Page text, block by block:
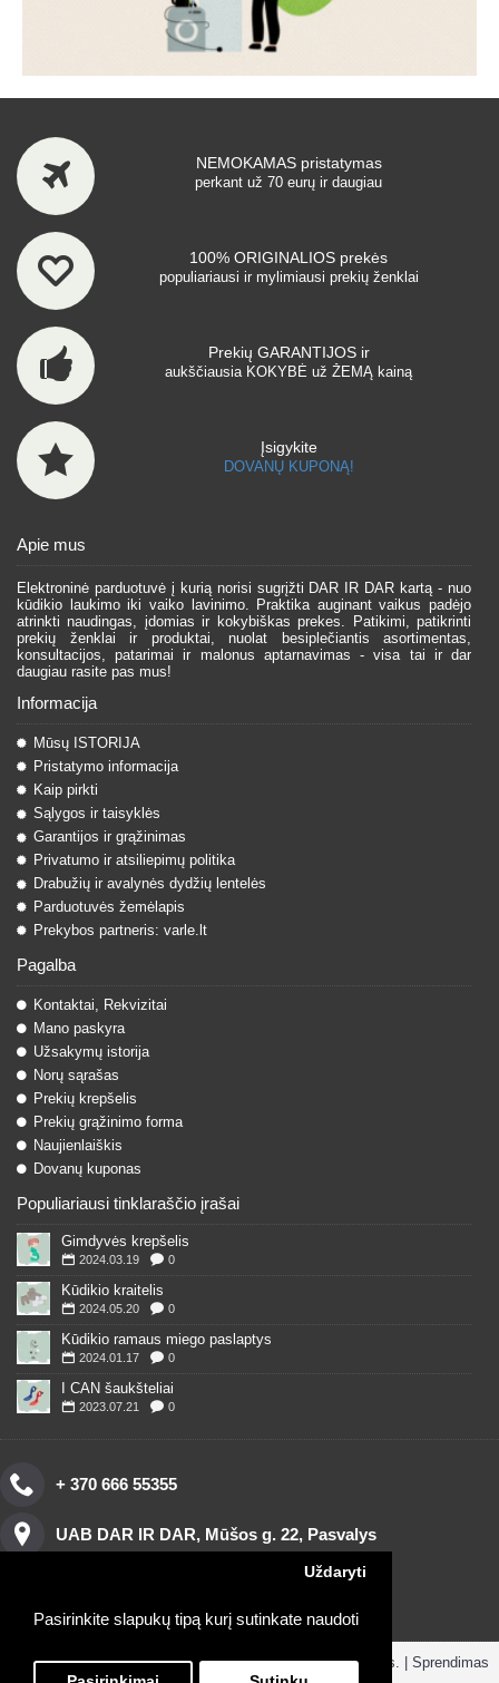
Pasirinkite slapukų tipą kurį sutinkate naudoti
Uždaryti
NEMOKAMAS pristatymas
perkant už 70 eurų ir daugiau
100% ORIGINALIOS prekės
populiariausi ir mylimiausi prekių ženklai
Prekių GARANTIJOS ir
aukščiausia KOKYBĖ už ŽEMĄ kainą
Įsigykite
DOVANŲ KUPONĄ!
Apie mus
Elektroninė parduotuvė į kurią norisi sugrįžti DAR IR DAR kartą - nuo
kūdikio laukimo iki vaiko lavinimo. Praktika auginant vaikus padėjo
atrinkti naudingas, įdomias ir kokybiškas prekes. Patikimi, patikrinti
prekių ženklai ir produktai, nuolat besiplečiantis asortimentas,
konsultacijos, patarimai ir malonus aptarnavimas - visa tai ir dar
daugiau rasite pas mus!
Informacija
Mūsų ISTORIJA
Pristatymo informacija
Kaip pirkti
Sąlygos ir taisyklės
Garantijos ir grąžinimas
Privatumo ir atsiliepimų politika
Drabužių ir avalynės dydžių lentelės
Parduotuvės žemėlapis
Prekybos partneris: varle.lt
Pagalba
Kontaktai, Rekvizitai
Mano paskyra
Užsakymų istorija
Norų sąrašas
Prekių krepšelis
Prekių grąžinimo forma
Naujienlaiškis
Dovanų kuponas
Populiariausi tinklaraščio įrašai
Gimdyvės krepšelis
2024.03.19 0
Kūdikio kraitelis
2024.05.20 0
Kūdikio ramaus miego paslaptys
2024.01.17 0
I CAN šaukšteliai
2023.07.21 0
+ 370 666 55355
UAB DAR IR DAR, Mūšos g. 22, Pasvalys
Copyright © 2016, www.darirdar.lt visos teisės saugomos. | Sprendimas
ParduotuvesNuoma.lt